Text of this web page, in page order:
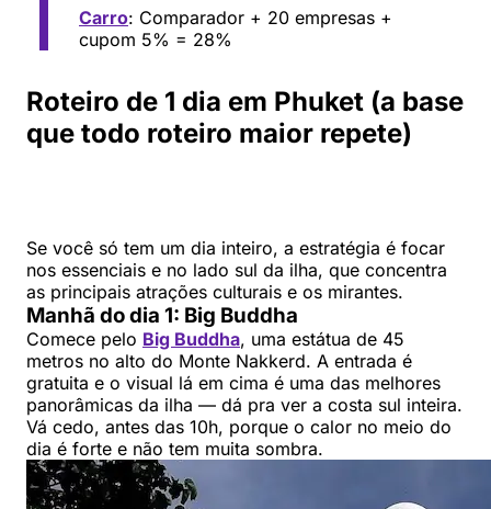
Carro: Comparador + 20 empresas +
cupom 5% = 28%
Roteiro de 1 dia em Phuket (a base
que todo roteiro maior repete)
Se você só tem um dia inteiro, a estratégia é focar
nos essenciais e no lado sul da ilha, que concentra
as principais atrações culturais e os mirantes.
Manhã do dia 1: Big Buddha
Comece pelo Big Buddha, uma estátua de 45
metros no alto do Monte Nakkerd. A entrada é
gratuita e o visual lá em cima é uma das melhores
panorâmicas da ilha — dá pra ver a costa sul inteira.
Vá cedo, antes das 10h, porque o calor no meio do
dia é forte e não tem muita sombra.